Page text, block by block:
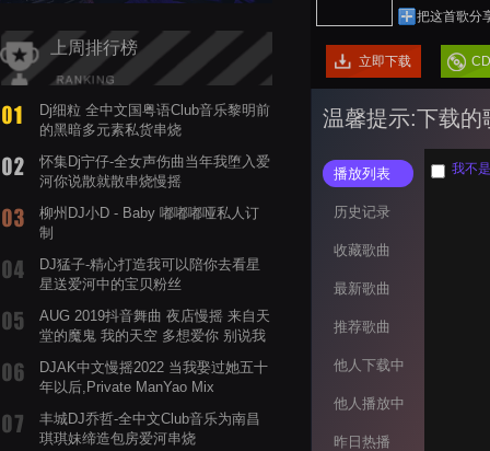
上周排行榜
Dj细粒 全中文国粤语Club音乐黎明前
的黑暗多元素私货串烧
怀集Dj宁仔-全女声伤曲当年我堕入爱
河你说散就散串烧慢摇
柳州DJ小D - Baby 嘟嘟嘟哑私人订
制
DJ猛子-精心打造我可以陪你去看星
星送爱河中的宝贝粉丝
AUG 2019抖音舞曲 夜店慢摇 来自天
堂的魔鬼 我的天空 多想爱你 别说我
DJAK中文慢摇2022 当我娶过她五十
年以后,Private ManYao Mix
丰城DJ乔哲-全中文Club音乐为南昌
琪琪妹缔造包房爱河串烧
把这首歌分
立即下载
温馨提示:下载的
播放列表
历史记录
收藏歌曲
最新歌曲
推荐歌曲
他人下载中
他人播放中
昨日热播
我不